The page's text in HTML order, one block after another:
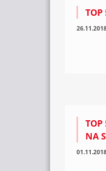
TOP
TOP
NA